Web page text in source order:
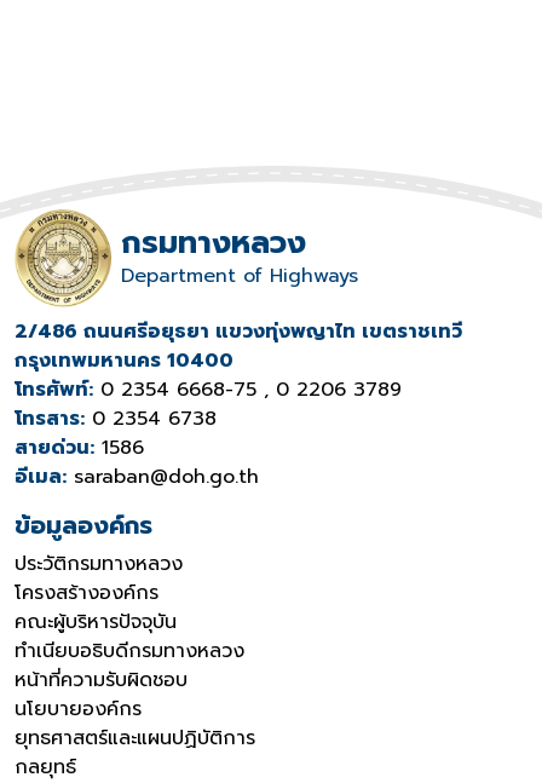
กรมทางหลวง
Department of Highways
2/486 ถนนศรีอยุธยา แขวงทุ่งพญาไท เขตราชเทวี
กรุงเทพมหานคร 10400
โทรศัพท์: 0 2354 6668-75 , 0 2206 3789
โทรสาร: 0 2354 6738
สายด่วน: 1586
อีเมล: saraban@doh.go.th
ข้อมูลองค์กร
ประวัติกรมทางหลวง
โครงสร้างองค์กร
คณะผู้บริหารปัจจุบัน
ทำเนียบอธิบดีกรมทางหลวง
หน้าที่ความรับผิดชอบ
นโยบายองค์กร
ยุทธศาสตร์และแผนปฏิบัติการ
กลยุทธ์